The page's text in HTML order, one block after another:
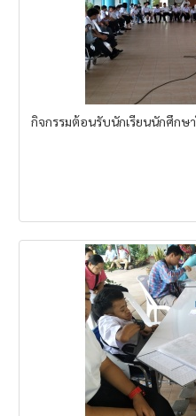
กิจกรรมต้อนรับนักเรียนนักศึกษ